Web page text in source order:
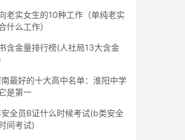
老实女生的10种工作（单纯老实
什么工作）
含金量排行榜(人社局13大含金
最好的十大高中名单：淮阳中学
是第一
全员B证什么时候考试(b类安全
间考试)